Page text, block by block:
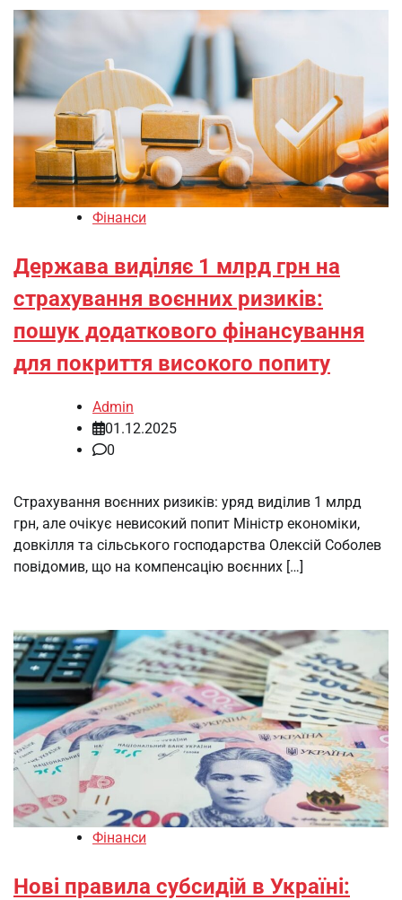
Фінанси
Держава виділяє 1 млрд грн на
страхування воєнних ризиків:
пошук додаткового фінансування
для покриття високого попиту
Admin
01.12.2025
0
Страхування воєнних ризиків: уряд виділив 1 млрд
грн, але очікує невисокий попит Міністр економіки,
довкілля та сільського господарства Олексій Соболев
повідомив, що на компенсацію воєнних […]
Фінанси
Нові правила субсидій в Україні: